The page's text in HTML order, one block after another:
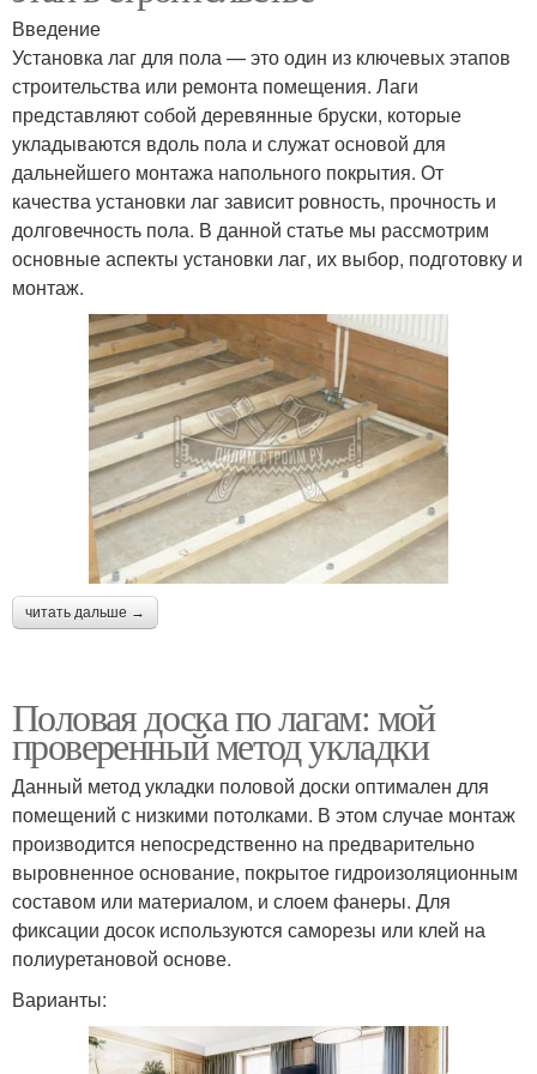
Введение
Установка лаг для пола — это один из ключевых этапов
строительства или ремонта помещения. Лаги
представляют собой деревянные бруски, которые
укладываются вдоль пола и служат основой для
дальнейшего монтажа напольного покрытия. От
качества установки лаг зависит ровность, прочность и
долговечность пола. В данной статье мы рассмотрим
основные аспекты установки лаг, их выбор, подготовку и
монтаж.
читать дальше →
Половая доска по лагам: мой
проверенный метод укладки
Данный метод укладки половой доски оптимален для
помещений с низкими потолками. В этом случае монтаж
производится непосредственно на предварительно
выровненное основание, покрытое гидроизоляционным
составом или материалом, и слоем фанеры. Для
фиксации досок используются саморезы или клей на
полиуретановой основе.
Варианты: